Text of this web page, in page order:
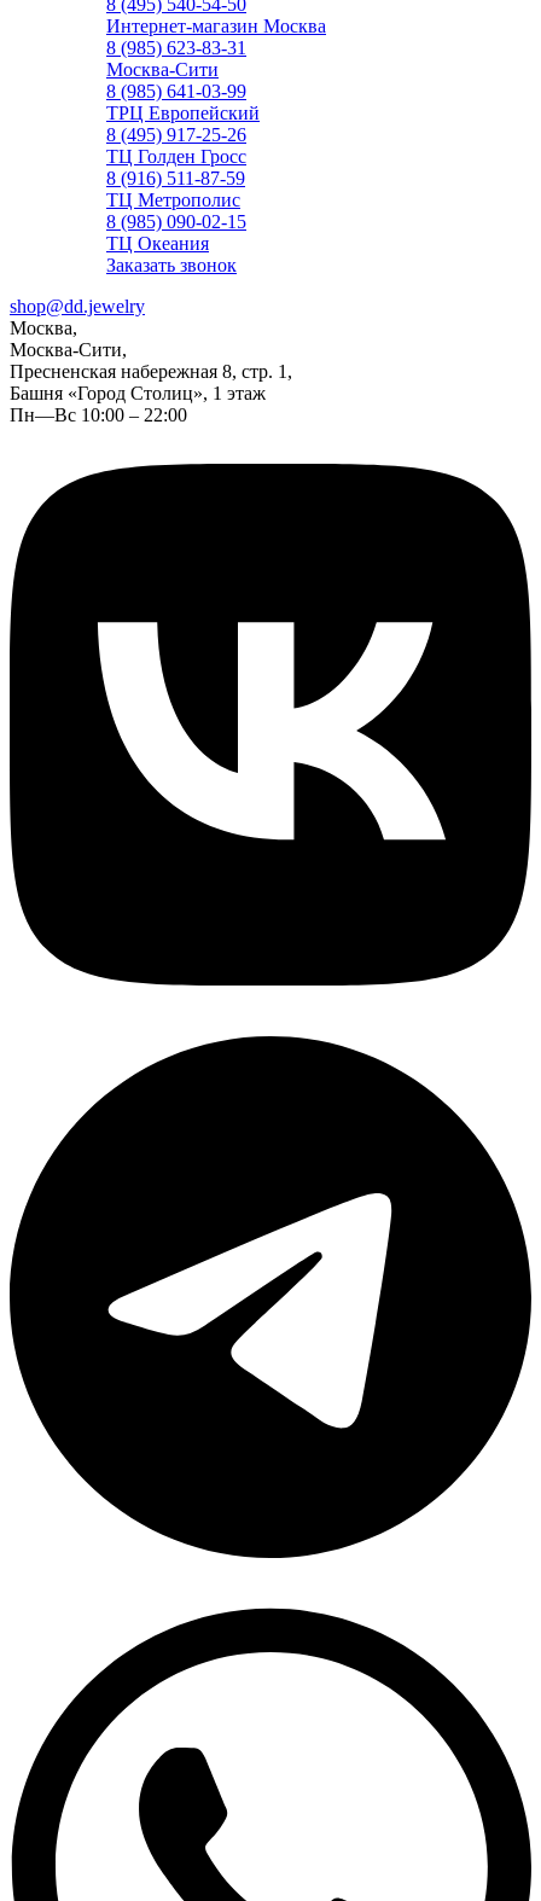
8 (495) 540-54-50
Интернет-магазин Москва
8 (985) 623-83-31
Москва-Сити
8 (985) 641-03-99
ТРЦ Европейский
8 (495) 917-25-26
ТЦ Голден Гросс
8 (916) 511-87-59
ТЦ Метрополис
8 (985) 090-02-15
ТЦ Океания
Заказать звонок
shop@dd.jewelry
Москва,
Москва-Сити,
Пресненская набережная 8, стр. 1,
Башня «Город Столиц», 1 этаж
Пн—Вс 10:00 – 22:00